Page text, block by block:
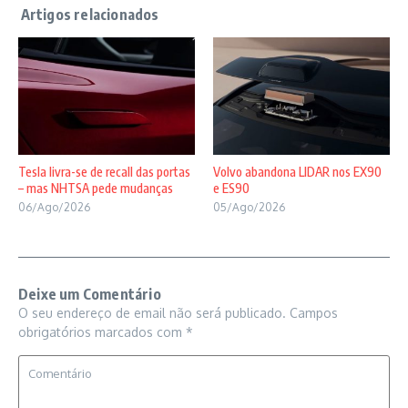
Tesla livra-se de recall das portas
– mas NHTSA pede mudanças
06/Ago/2026
Volvo abandona LIDAR nos EX90
e ES90
05/Ago/2026
Deixe um Comentário
O seu endereço de email não será publicado. Campos
obrigatórios marcados com *